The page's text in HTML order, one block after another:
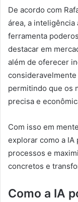
De acordo com
área, a
ferramenta
destacar em
além de oferecer
permitindo que os
precisa e
Com isso em
explorar como a IA
processos e
concretos e
Como a IA